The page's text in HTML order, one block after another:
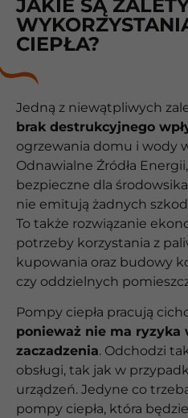
JAKIE SĄ
CIEPŁA?
Jedną z niewątpliwych
brak destrukcyjnego
ogrzewania domu i wody
Odnawialne Źródła
bezpieczne dla
nie emitują żadnych
To także rozwiązanie
potrzeby korzystania z
kupowania oraz budowy
czy oddzielnych
Pompy ciepła pracują
ponieważ nie ma ryzyka
zaczadzenia. Odchodzi
obsługi, tak jak w
urządzeń. Jedyne co
pompy ciepła, która